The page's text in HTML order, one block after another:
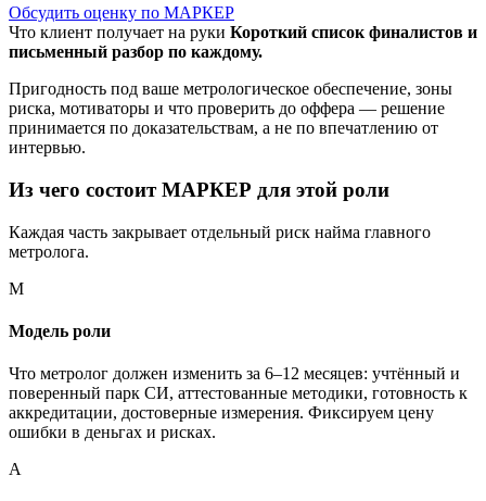
Обсудить оценку по МАРКЕР
Что клиент получает на руки Короткий список финалистов и
письменный разбор по каждому.
Пригодность под ваше метрологическое обеспечение, зоны
риска, мотиваторы и что проверить до оффера — решение
принимается по доказательствам, а не по впечатлению от
интервью.
Из чего состоит МАРКЕР для этой роли
Каждая часть закрывает отдельный риск найма главного
метролога.
М
Модель роли
Что метролог должен изменить за 6–12 месяцев: учтённый и
поверенный парк СИ, аттестованные методики, готовность к
аккредитации, достоверные измерения. Фиксируем цену
ошибки в деньгах и рисках.
А